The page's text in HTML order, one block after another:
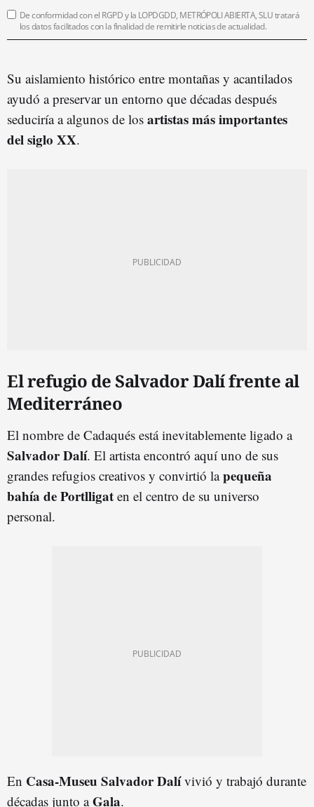
De conformidad con el RGPD y la LOPDGDD, METRÓPOLI ABIERTA, SLU tratará
los datos facilitados con la finalidad de remitirle noticias de actualidad.
Su aislamiento histórico entre montañas y acantilados
ayudó a preservar un entorno que décadas después
seduciría a algunos de los artistas más importantes
del siglo XX.
El refugio de Salvador Dalí frente al
Mediterráneo
El nombre de Cadaqués está inevitablemente ligado a
Salvador Dalí. El artista encontró aquí uno de sus
grandes refugios creativos y convirtió lapequeña
bahía de Portlligat en el centro de su universo
personal.
En Casa-Museu Salvador Dalívivió y trabajó durante
décadas junto aGala.